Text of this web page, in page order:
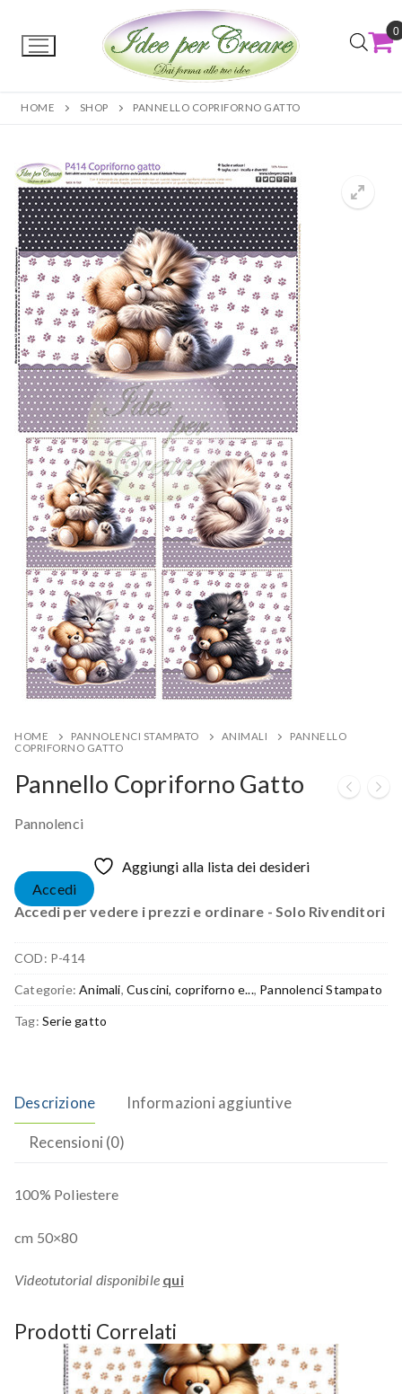
0
HOME SHOP PANNELLO COPRIFORNO GATTO
HOME PANNOLENCI STAMPATO ANIMALI
PANNELLO
COPRIFORNO GATTO
Pannello Copriforno Gatto
Pannolenci
Aggiungi alla lista dei desideri
Accedi
Accedi per vedere i prezzi e ordinare - Solo Rivenditori
COD: P-414
Categorie:Animali,Cuscini, copriforno e..., Pannolenci Stampato
Tag: Serie gatto
Descrizione Informazioni aggiuntive
Recensioni (0)
100% Poliestere
cm 50×80
Videotutorial disponibile qui
Prodotti Correlati